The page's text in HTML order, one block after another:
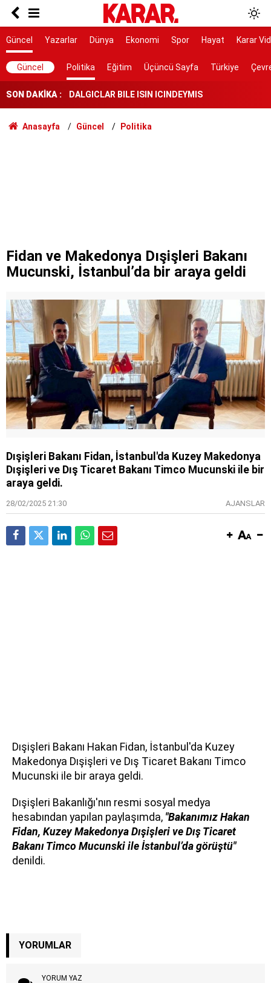
Güncel Yazarlar Dünya Ekonomi Spor Hayat Karar
Güncel Politika Eğitim Üçüncü Sayfa Türkiye
SON DAKİKA :
Poyraz lezzetine lezzet katıyor!
Herkes Çeşme'ye akın ederken onlar burayı
keşfetti: İzmir'de 'Böyle bir yer hâlâ var mı?'
DALGICLAR BILE ISIN ICINDEYMIS
AK Parti ile fark 4 puanı aştı
buruk
mont arıyor
Anasayfa Güncel Politika
Fidan ve Makedonya Dışişleri Bakanı
Mucunski, İstanbul’da bir araya geldi
Dışişleri Bakanı Fidan, İstanbul'da Kuzey Makedonya
Dışişleri ve Dış Ticaret Bakanı Timco Mucunski ile bir
araya geldi.
28/02/2025 21:30 AJANSLAR
Dışişleri Bakanı Hakan Fidan, İstanbul'da Kuzey
Makedonya Dışişleri ve Dış Ticaret Bakanı Timco
Mucunski ile bir araya geldi.
Dışişleri Bakanlığı'nın resmi sosyal medya
hesabından yapılan paylaşımda, "Bakanımız Hakan
Fidan, Kuzey Makedonya Dışişleri ve Dış Ticaret
Bakanı Timco Mucunski ile İstanbul’da görüştü"
denildi.
YORUMLAR
YORUM YAZ